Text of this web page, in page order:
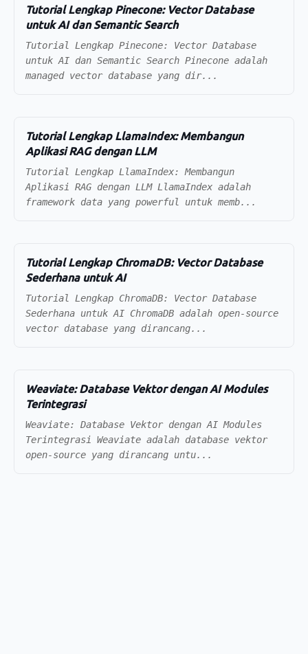
Tutorial Lengkap Pinecone: Vector Database
untuk AI dan Semantic Search
Tutorial Lengkap Pinecone: Vector Database
untuk AI dan Semantic Search Pinecone adalah
managed vector database yang dir...
Tutorial Lengkap LlamaIndex: Membangun
Aplikasi RAG dengan LLM
Tutorial Lengkap LlamaIndex: Membangun
Aplikasi RAG dengan LLM LlamaIndex adalah
framework data yang powerful untuk memb...
Tutorial Lengkap ChromaDB: Vector Database
Sederhana untuk AI
Tutorial Lengkap ChromaDB: Vector Database
Sederhana untuk AI ChromaDB adalah open-source
vector database yang dirancang...
Weaviate: Database Vektor dengan AI Modules
Terintegrasi
Weaviate: Database Vektor dengan AI Modules
Terintegrasi Weaviate adalah database vektor
open-source yang dirancang untu...